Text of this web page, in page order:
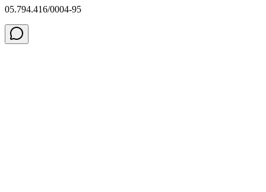
05.794.416/0004-95